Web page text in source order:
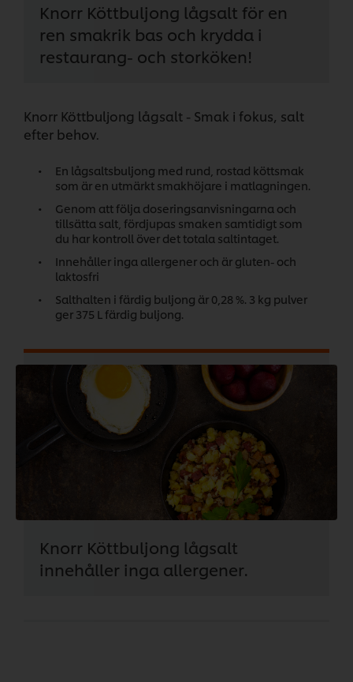
Knorr Köttbuljong lågsalt för en
ren smakrik bas och krydda i
restaurang- och storköken!
Knorr Köttbuljong lågsalt - Smak i fokus, salt
efter behov.
En lågsaltsbuljong med rund, rostad köttsmak
som är en utmärkt smakhöjare i matlagningen.
Genom att följa doseringsanvisningarna och
tillsätta salt, fördjupas smaken samtidigt som
du har kontroll över det totala saltintaget.
Innehåller inga allergener och är gluten- och
laktosfri
Salthalten i färdig buljong är 0,28 %. 3 kg pulver
ger 375 L färdig buljong.
Knorr Köttbuljong lågsalt
innehåller inga allergener.